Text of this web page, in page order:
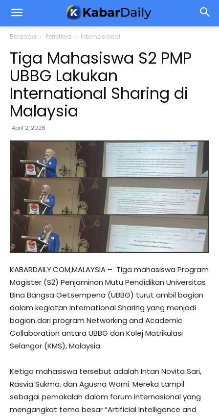
Beranda Peristiwa Internasional
Tiga Mahasiswa S2 PMP
UBBG Lakukan
International Sharing di
Malaysia
April 2, 2026
KABARDAILY.COM,MALAYSIA – Tiga mahasiswa Program
Magister (S2) Penjaminan Mutu Pendidikan Universitas
Bina Bangsa Getsempena (UBBG) turut ambil bagian
dalam kegiatan International Sharing yang menjadi
bagian dari program Networking and Academic
Collaboration antara UBBG dan Kolej Matrikulasi
Selangor (KMS), Malaysia.
Ketiga mahasiswa tersebut adalah Intan Novita Sari,
Rasvia Sukma, dan Agusna Warni. Mereka tampil
sebagai pemakalah dalam forum internasional yang
mengangkat tema besar “Artificial Intelligence and